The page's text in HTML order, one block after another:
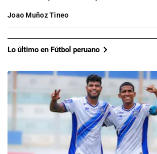
Joao Muñoz Tineo
Lo último en Fútbol peruano